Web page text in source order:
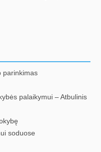
parinkimas
palaikymui – Atbulinis
soduose